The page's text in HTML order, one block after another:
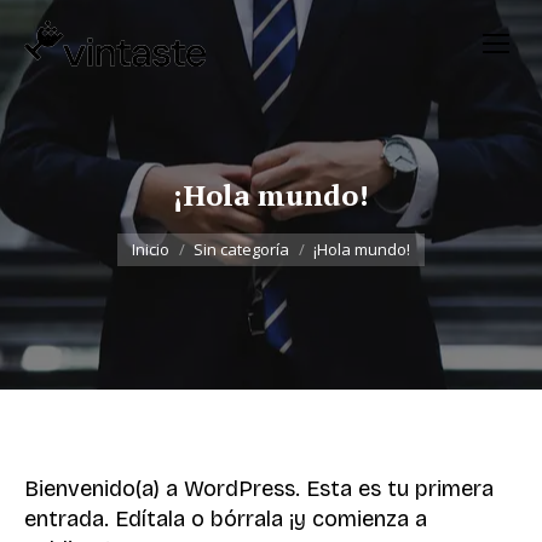
¡Hola mundo!
Estás aquí:
Inicio Sin categoría ¡Hola mundo!
Bienvenido(a) a WordPress. Esta es tu primera
entrada. Edítala o bórrala ¡y comienza a